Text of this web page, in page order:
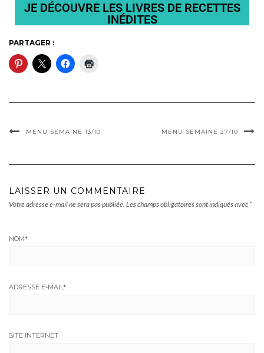
JE DÉCOUVRE LES LIVRES DE RECETTES
INÉDITES
PARTAGER :
MENU SEMAINE 13/10 MENU SEMAINE 27/10
LAISSER UN COMMENTAIRE
Votre adresse e-mail ne sera pas publiée. Les champs obligatoires sont indiqués avec *
NOM*
ADRESSE E-MAIL*
SITE INTERNET